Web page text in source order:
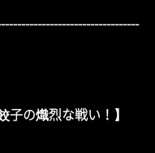
の熾烈な戦い！】